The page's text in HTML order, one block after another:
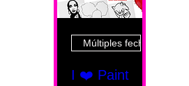
Múltiples fechas
I ❤️ Paint